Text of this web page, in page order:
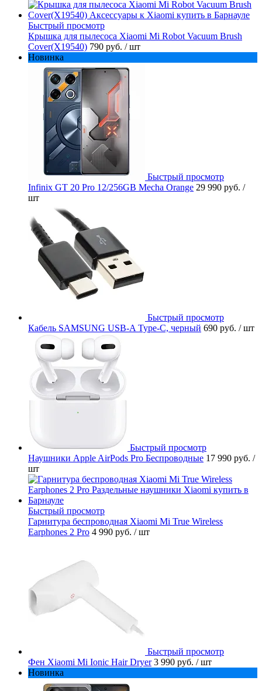
Быстрый просмотр
Крышка для пылесоса Xiaomi Mi Robot Vacuum Brush
Cover(X19540) 790 руб. / шт
Новинка
Быстрый просмотр
Infinix GT 20 Pro 12/256GB Mecha Orange 29 990 руб. /
шт
Быстрый просмотр
Кабель SAMSUNG USB-A Type-C, черный 690 руб. / шт
Быстрый просмотр
Наушники Apple AirPods Pro Беспроводные 17 990 руб. /
шт
Быстрый просмотр
Гарнитура беспроводная Xiaomi Mi True Wireless
Earphones 2 Pro 4 990 руб. / шт
Быстрый просмотр
Фен Xiaomi Mi Ionic Hair Dryer 3 990 руб. / шт
Новинка